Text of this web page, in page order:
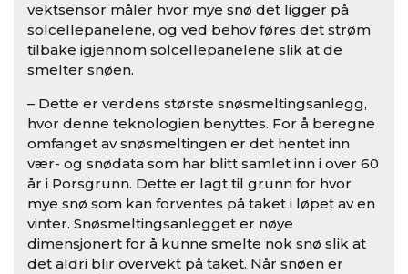
vektsensor måler hvor mye snø det ligger på
solcellepanelene, og ved behov føres det strøm
tilbake igjennom solcellepanelene slik at de
smelter snøen.
– Dette er verdens største snøsmeltingsanlegg,
hvor denne teknologien benyttes. For å beregne
omfanget av snøsmeltingen er det hentet inn
vær- og snødata som har blitt samlet inn i over 60
år i Porsgrunn. Dette er lagt til grunn for hvor
mye snø som kan forventes på taket i løpet av en
vinter. Snøsmeltingsanlegget er nøye
dimensjonert for å kunne smelte nok snø slik at
det aldri blir overvekt på taket. Når snøen er